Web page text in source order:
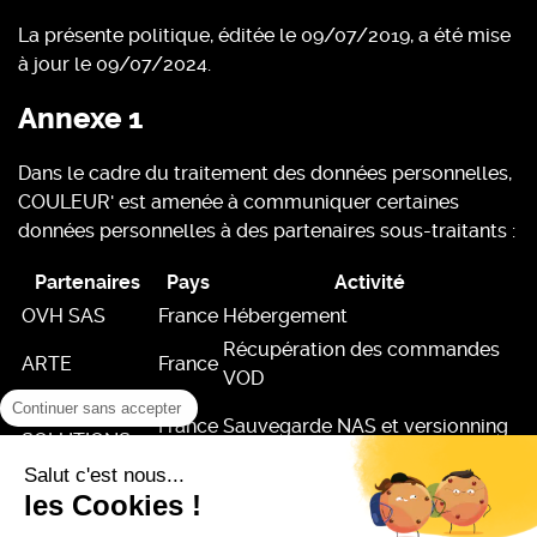
Continuer sans accepter
Salut c'est nous...
les Cookies !
La présente politique, éditée le 09/07/2019, a été mise
à jour le 09/07/2024.
Annexe 1
Dans le cadre du traitement des données personnelles,
COULEUR' est amenée à communiquer certaines
données personnelles à des partenaires sous-traitants :
Partenaires Pays
Activité
OVH SAS
France Hébergement
ARTE France
Récupération des commandes
VOD
ATRIA
SOLUTIONS
France Sauvegarde NAS et versionning
E-CE France
Traitement des commandes
EFEDUS
France
Monitoring et sauvegarde